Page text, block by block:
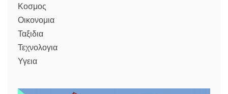
Κοσμος
Οικονομια
Ταξιδια
Τεχνολογια
Υγεια